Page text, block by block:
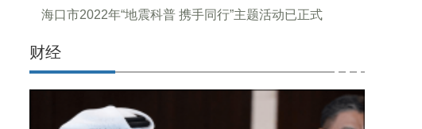
海口市2022年“地震科普 携手同行”主题活动已正式
财经